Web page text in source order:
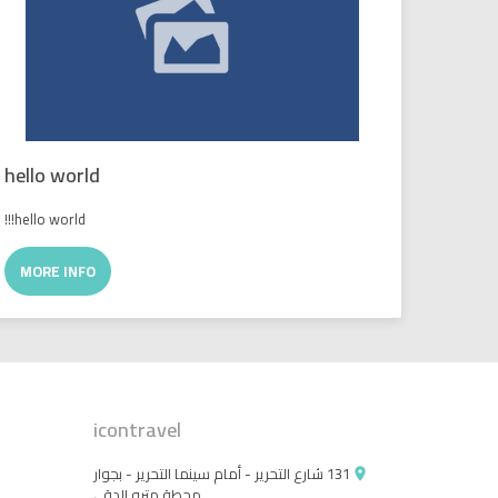
hello world
hello world!!!
MORE INFO
icontravel
place 131 شارع التحرير - أمام سينما التحرير - بجوار